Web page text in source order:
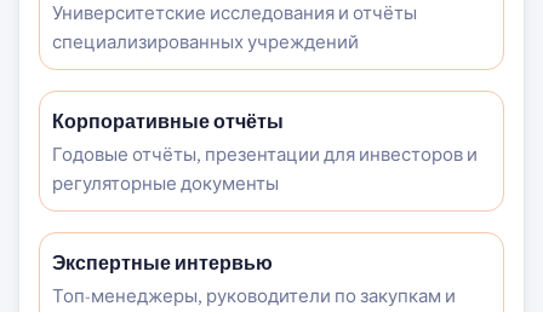
Университетские исследования и отчёты
специализированных учреждений
Корпоративные отчёты
Годовые отчёты, презентации для инвесторов и
регуляторные документы
Экспертные интервью
Топ-менеджеры, руководители по закупкам и